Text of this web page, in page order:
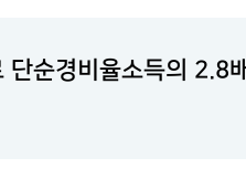
순경비율소득의 2.8